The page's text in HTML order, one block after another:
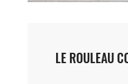
LE ROULEAU